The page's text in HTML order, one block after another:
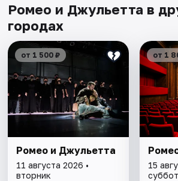
Ромео и Джульетта в
городах
от 1 500 ₽
Ромео и Джульетта
11 августа 2026 •
вторник
от 1
15